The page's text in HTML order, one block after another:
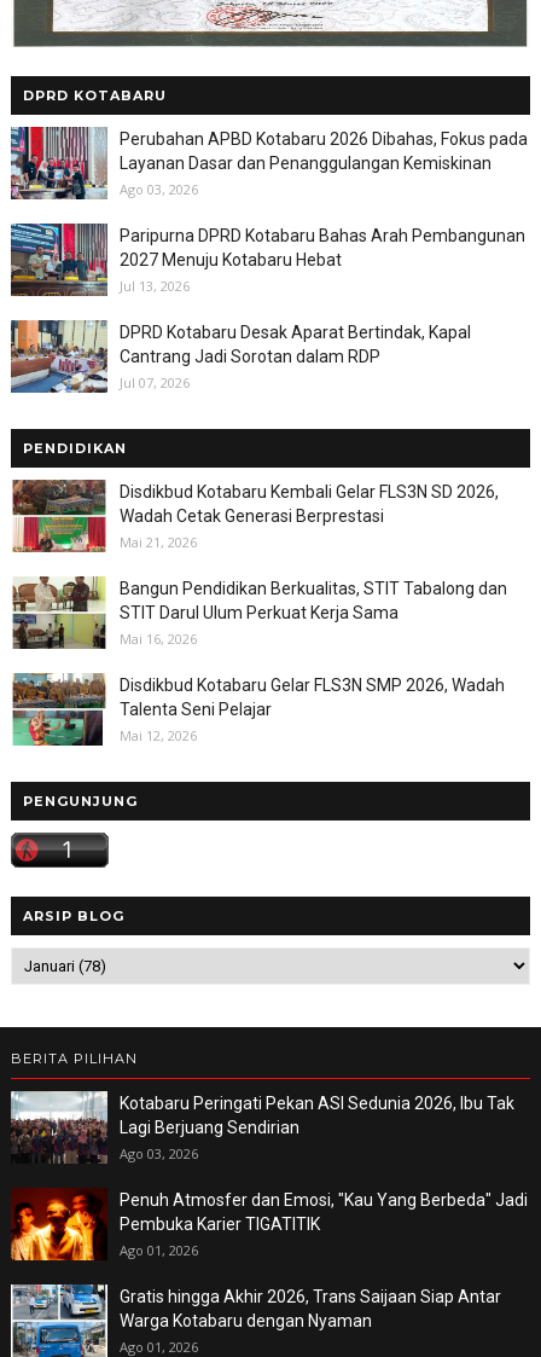
DPRD KOTABARU
Perubahan APBD Kotabaru 2026 Dibahas, Fokus pada
Layanan Dasar dan Penanggulangan Kemiskinan
Ago 03, 2026
Paripurna DPRD Kotabaru Bahas Arah Pembangunan
2027 Menuju Kotabaru Hebat
Jul 13, 2026
DPRD Kotabaru Desak Aparat Bertindak, Kapal
Cantrang Jadi Sorotan dalam RDP
Jul 07, 2026
PENDIDIKAN
Disdikbud Kotabaru Kembali Gelar FLS3N SD 2026,
Wadah Cetak Generasi Berprestasi
Mai 21, 2026
Bangun Pendidikan Berkualitas, STIT Tabalong dan
STIT Darul Ulum Perkuat Kerja Sama
Mai 16, 2026
Disdikbud Kotabaru Gelar FLS3N SMP 2026, Wadah
Talenta Seni Pelajar
Mai 12, 2026
PENGUNJUNG
ARSIP BLOG
BERITA PILIHAN
Kotabaru Peringati Pekan ASI Sedunia 2026, Ibu Tak
Lagi Berjuang Sendirian
Ago 03, 2026
Penuh Atmosfer dan Emosi, "Kau Yang Berbeda" Jadi
Pembuka Karier TIGATITIK
Ago 01, 2026
Gratis hingga Akhir 2026, Trans Saijaan Siap Antar
Warga Kotabaru dengan Nyaman
Ago 01, 2026